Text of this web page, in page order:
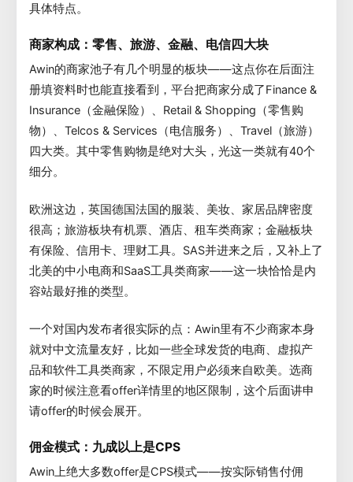
具体特点。
商家构成：零售、旅游、金融、电信四大块
Awin的商家池子有几个明显的板块——这点你在后面注
册填资料时也能直接看到，平台把商家分成了Finance &
Insurance（金融保险）、Retail & Shopping（零售购
物）、Telcos & Services（电信服务）、Travel（旅游）
四大类。其中零售购物是绝对大头，光这一类就有40个
细分。
欧洲这边，英国德国法国的服装、美妆、家居品牌密度
很高；旅游板块有机票、酒店、租车类商家；金融板块
有保险、信用卡、理财工具。SAS并进来之后，又补上了
北美的中小电商和SaaS工具类商家——这一块恰恰是内
容站最好推的类型。
一个对国内发布者很实际的点：Awin里有不少商家本身
就对中文流量友好，比如一些全球发货的电商、虚拟产
品和软件工具类商家，不限定用户必须来自欧美。选商
家的时候注意看offer详情里的地区限制，这个后面讲申
请offer的时候会展开。
佣金模式：九成以上是CPS
Awin上绝大多数offer是CPS模式——按实际销售付佣